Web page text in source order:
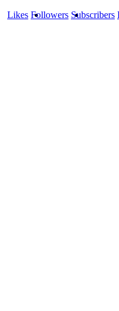
Likes Followers Subscribers